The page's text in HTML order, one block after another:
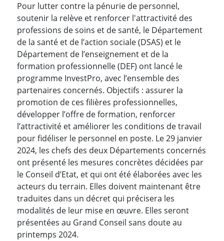
Pour lutter contre la pénurie de personnel,
soutenir la relève et renforcer l'attractivité des
professions de soins et de santé, le Département
de la santé et de l’action sociale (DSAS) et le
Département de l’enseignement et de la
formation professionnelle (DEF) ont lancé le
programme InvestPro, avec l’ensemble des
partenaires concernés. Objectifs : assurer la
promotion de ces filières professionnelles,
développer l’offre de formation, renforcer
l’attractivité et améliorer les conditions de travail
pour fidéliser le personnel en poste. Le 29 janvier
2024, les chefs des deux Départements concernés
ont présenté les mesures concrètes décidées par
le Conseil d’Etat, et qui ont été élaborées avec les
acteurs du terrain. Elles doivent maintenant être
traduites dans un décret qui précisera les
modalités de leur mise en œuvre. Elles seront
présentées au Grand Conseil sans doute au
printemps 2024.